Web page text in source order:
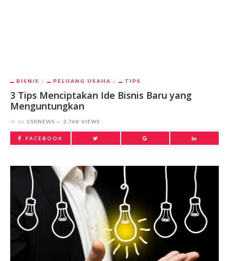
BISNIS PELUANG USAHA TIPS
3 Tips Menciptakan Ide Bisnis Baru yang
Menguntungkan
by CSDNEWS 2.76K VIEWS
FACEBOOK